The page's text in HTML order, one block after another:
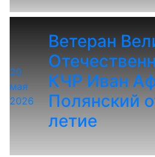
20
мая
2026
Ветеран
КЧР Иван
Полянский
летие